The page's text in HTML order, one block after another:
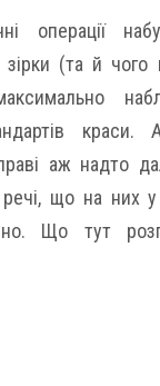
операції
(та й чого
аж надто
що на них у
Що тут